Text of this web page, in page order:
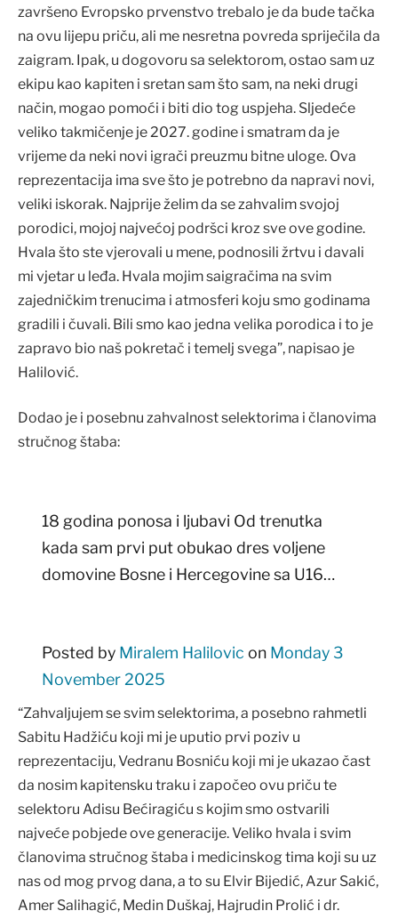
završeno Evropsko prvenstvo trebalo je da bude tačka
na ovu lijepu priču, ali me nesretna povreda spriječila da
zaigram. Ipak, u dogovoru sa selektorom, ostao sam uz
ekipu kao kapiten i sretan sam što sam, na neki drugi
način, mogao pomoći i biti dio tog uspjeha. Sljedeće
veliko takmičenje je 2027. godine i smatram da je
vrijeme da neki novi igrači preuzmu bitne uloge. Ova
reprezentacija ima sve što je potrebno da napravi novi,
veliki iskorak. Najprije želim da se zahvalim svojoj
porodici, mojoj najvećoj podršci kroz sve ove godine.
Hvala što ste vjerovali u mene, podnosili žrtvu i davali
mi vjetar u leđa. Hvala mojim saigračima na svim
zajedničkim trenucima i atmosferi koju smo godinama
gradili i čuvali. Bili smo kao jedna velika porodica i to je
zapravo bio naš pokretač i temelj svega”, napisao je
Halilović.
Dodao je i posebnu zahvalnost selektorima i članovima
stručnog štaba:
18 godina ponosa i ljubavi Od trenutka
kada sam prvi put obukao dres voljene
domovine Bosne i Hercegovine sa U16…
Posted by Miralem Halilovic on Monday 3
November 2025
“Zahvaljujem se svim selektorima, a posebno rahmetli
Sabitu Hadžiću koji mi je uputio prvi poziv u
reprezentaciju, Vedranu Bosniću koji mi je ukazao čast
da nosim kapitensku traku i započeo ovu priču te
selektoru Adisu Bećiragiću s kojim smo ostvarili
najveće pobjede ove generacije. Veliko hvala i svim
članovima stručnog štaba i medicinskog tima koji su uz
nas od mog prvog dana, a to su Elvir Bijedić, Azur Sakić,
Amer Salihagić, Medin Duškaj, Hajrudin Prolić i dr.